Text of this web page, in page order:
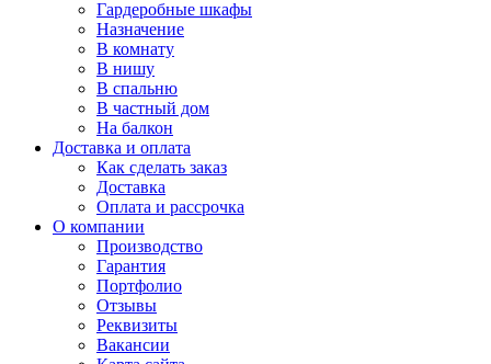
Гардеробные шкафы
Назначение
В комнату
В нишу
В спальню
В частный дом
На балкон
Доставка и оплата
Как сделать заказ
Доставка
Оплата и рассрочка
О компании
Производство
Гарантия
Портфолио
Отзывы
Реквизиты
Вакансии